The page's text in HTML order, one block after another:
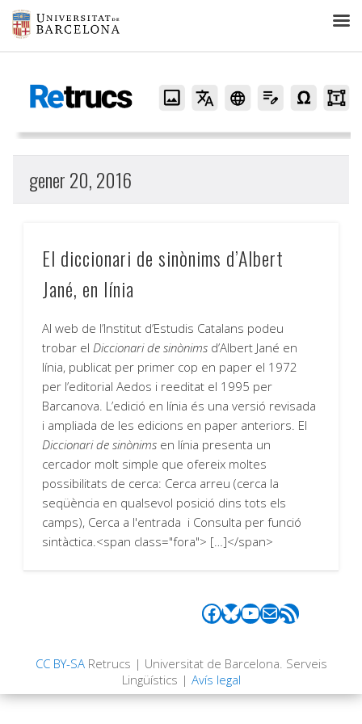
Retrucs
gener 20, 2016
El diccionari de sinònims d’Albert
Jané, en línia
Al web de l’Institut d’Estudis Catalans podeu
trobar el Diccionari de sinònims d’Albert Jané en
línia, publicat per primer cop en paper el 1972
per l’editorial Aedos i reeditat el 1995 per
Barcanova. L’edició en línia és una versió revisada
i ampliada de les edicions en paper anteriors. El
Diccionari de sinònims en línia presenta un
cercador molt simple que ofereix moltes
possibilitats de cerca: Cerca arreu (cerca la
seqüència en qualsevol posició dins tots els
camps), Cerca a l'entrada i Consulta per funció
sintàctica.<span class="fora"> […]</span>
Facebook
Bluesky
YouTube
Correu electrònic
Canal RSS
CC BY-SARetrucs | Universitat de Barcelona. Serveis
Lingüístics | Avís legal